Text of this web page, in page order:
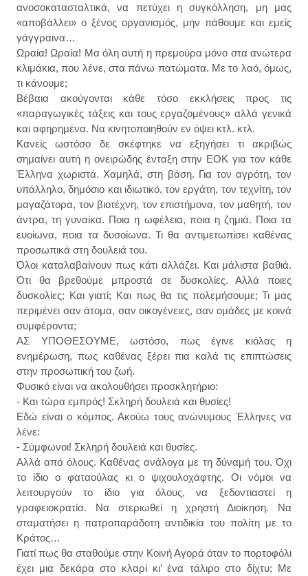
ανοσοκατασταλτικά, να πετύχει η συγκόλληση, μη μας
«αποβάλλει» ο ξένος οργανισμός, μην πάθουμε και εμείς
γάγγραινα…
Ωραία! Ωραία! Μα όλη αυτή η πρεμούρα μόνο στα ανώτερα
κλιμάκια, που λένε, στα πάνω πατώματα. Με το λαό, όμως,
τι κάνουμε;
Βέβαια ακούγονται κάθε τόσο εκκλήσεις προς τις
«παραγωγικές τάξεις και τους εργαζομένους» αλλά γενικά
και αφηρημένα. Να κινητοποιηθούν εν όψει κτλ. κτλ.
Κανείς ωστόσο δε σκέφτηκε να εξηγήσει τι ακριβώς
σημαίνει αυτή η ονειρώδης ένταξη στην ΕΟΚ για τον κάθε
Έλληνα χωριστά. Χαμηλά, στη βάση. Για τον αγρότη, τον
υπάλληλο, δημόσιο και ιδιωτικό, τον εργάτη, τον τεχνίτη, τον
μαγαζάτορα, τον βιοτέχνη, τον επιστήμονα, τον μαθητή, τον
άντρα, τη γυναίκα. Ποια η ωφέλεια, ποια η ζημιά. Ποια τα
ευοίωνα, ποια τα δυσοίωνα. Τι θα αντιμετωπίσει καθένας
προσωπικά στη δουλειά του.
Όλοι καταλαβαίνουν πως κάτι αλλάζει. Και μάλιστα βαθιά.
Ότι θα βρεθούμε μπροστά σε δυσκολίες. Αλλά ποιες
δυσκολίες; Και γιατί; Και πως θα τις πολεμήσουμε; Τι μας
περιμένει σαν άτομα, σαν οικογένειες, σαν ομάδες με κοινά
συμφέροντα;
ΑΣ ΥΠΟΘΕΣΟΥΜΕ, ωστόσο, πως έγινε κιόλας η
ενημέρωση, πως καθένας ξέρει πια καλά τις επιπτώσεις
στην προσωπική του ζωή.
Φυσικό είναι να ακολουθήσει προσκλητήριο:
- Και τώρα εμπρός! Σκληρή δουλειά και θυσίες!
Εδώ είναι ο κόμπος. Ακούω τους ανώνυμους Έλληνες να
λένε:
- Σύμφωνοι! Σκληρή δουλειά και θυσίες.
Αλλά από όλους. Καθένας ανάλογα με τη δύναμή του. Όχι
το ίδιο ο φαταούλας κι ο ψιχουλοχάφτης. Οι νόμοι να
λειτουργούν το ίδιο για όλους, να ξεδοντιαστεί η
γραφειοκρατία. Να στεριωθεί η χρηστή Διοίκηση. Να
σταματήσει η πατροπαράδοτη αντιδικία του πολίτη με το
Κράτος…
Γιατί πως θα σταθούμε στην Κοινή Αγορά όταν το πορτοφόλι
έχει μια δεκάρα στο κλαρί κι’ ένα τάλιρο στο δίχτυ; Με